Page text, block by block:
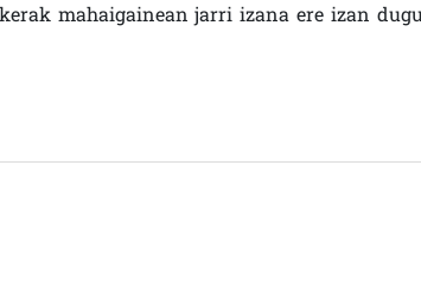
mahaigainean jarri izana ere izan dugu